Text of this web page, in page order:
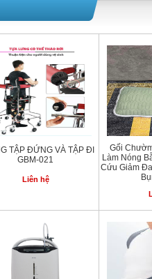
TẬP ĐỨNG VÀ TẬP ĐI
GBM-021
Liên hệ
Gối
Làm Nóng
Cứu Giảm